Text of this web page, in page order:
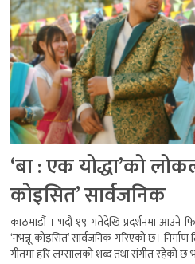
‘बा : एक योद्धा’को
कोइसित’ सार्वजनिक
काठमाडौं । भदौ १९ गतेदेखि प्रदर्शनमा आउने
‘नभन्नू कोइसित’ सार्वजनिक गरिएको छ।
गीतमा हरि लम्सालको शब्द तथा संगीत रहेको छ